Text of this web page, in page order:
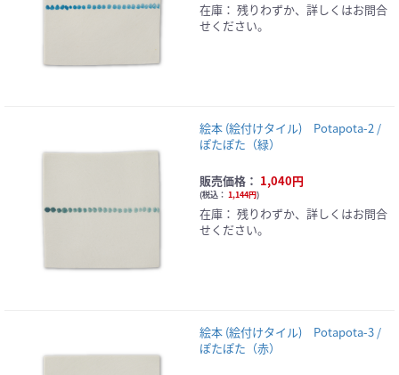
在庫： 残りわずか、詳しくはお問合
せください。
絵本 (絵付けタイル) Potapota-2 /
ぽたぽた（緑）
販売価格： 1,040円
(税込： 1,144円)
在庫： 残りわずか、詳しくはお問合
せください。
絵本 (絵付けタイル) Potapota-3 /
ぽたぽた（赤）